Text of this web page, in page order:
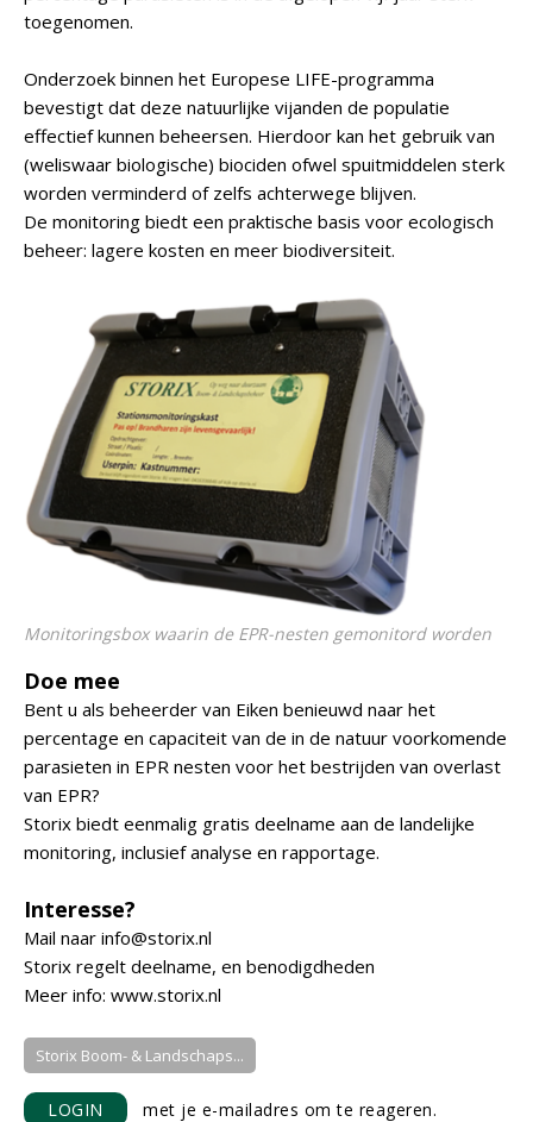
toegenomen.
Onderzoek binnen het Europese LIFE-programma
bevestigt dat deze natuurlijke vijanden de populatie
effectief kunnen beheersen. Hierdoor kan het gebruik van
(weliswaar biologische) biociden ofwel spuitmiddelen sterk
worden verminderd of zelfs achterwege blijven.
De monitoring biedt een praktische basis voor ecologisch
beheer: lagere kosten en meer biodiversiteit.
Monitoringsbox waarin de EPR-nesten gemonitord worden
Doe mee
Bent u als beheerder van Eiken benieuwd naar het
percentage en capaciteit van de in de natuur voorkomende
parasieten in EPR nesten voor het bestrijden van overlast
van EPR?
Storix biedt eenmalig gratis deelname aan de landelijke
monitoring, inclusief analyse en rapportage.
Interesse?
Mail naar info@storix.nl
Storix regelt deelname, en benodigdheden
Meer info: www.storix.nl
Storix Boom- & Landschaps...
LOGIN met je e-mailadres om te reageren.